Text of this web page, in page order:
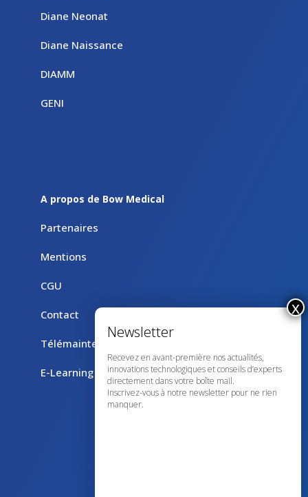
Diane Neonat
Diane Naissance
DIAMM
GENI
A propos de Bow Medical
Partenaires
Mentions
CGU
Contact
Télémaintenance avec TeamViewer
E-Learning
Recevez en avant-première nos actualités,
innovations technologiques et conseils d’experts
directement dans votre boîte mail.
Inscrivez-vous à notre newsletter pour ne rien
manquer.